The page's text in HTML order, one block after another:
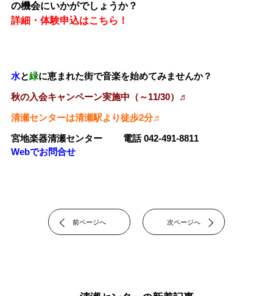
の機会にいかがでしょうか？
詳細・体験申込はこちら！
水と緑に恵まれた街で音楽を始めてみませんか？
秋の入会キャンペーン実施中（～11/30）♬
清瀬センターは清瀬駅より徒歩2分♬
宮地楽器清瀬センター
電話 042-491-8811
Webでお問合せ
前ページへ 次ページへ